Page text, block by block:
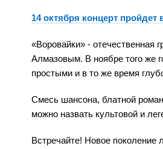
14 октября концерт пройдет
«Воровайки» - отечественная
Алмазовым. В ноябре того же
простыми и в то же время
Смесь шансона, блатной
можно назвать культовой и
Встречайте! Новое поколение